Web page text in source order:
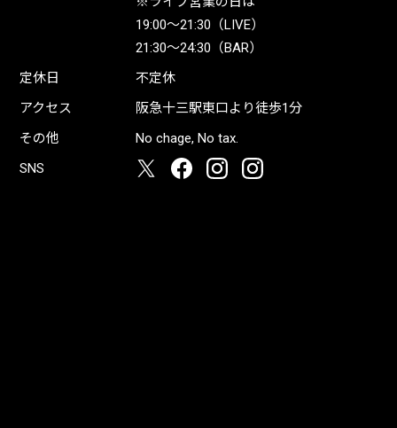
19:00〜21:30（LIVE）
21:30〜24:30（BAR）
定休日
不定休
アクセス
阪急十三駅東口より徒歩1分
その他
No chage, No tax.
SNS